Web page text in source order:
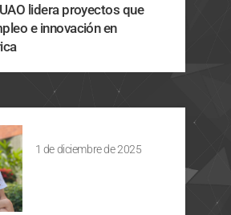
lidera proyectos que
e innovación en
1 de diciembre de 2025